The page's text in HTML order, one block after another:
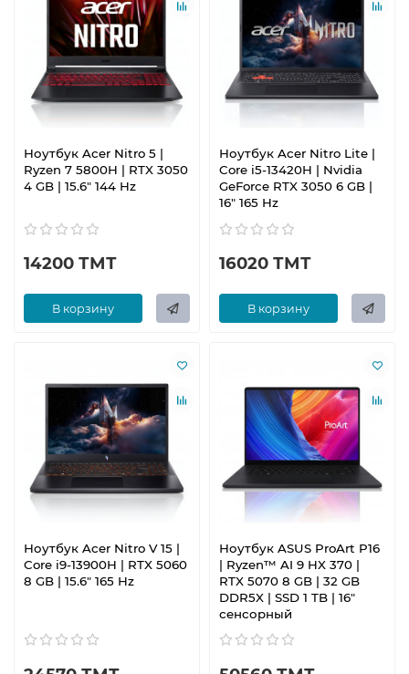
Ноутбук Acer Nitro 5 |
Ryzen 7 5800H | RTX 3050
4 GB | 15.6" 144 Hz
14200 ТМТ
В корзину
Ноутбук Acer Nitro Lite |
Core i5-13420H | Nvidia
GeForce RTX 3050 6 GB |
16" 165 Hz
16020 ТМТ
В корзину
Ноутбук Acer Nitro V 15 |
Core i9-13900H | RTX 5060
8 GB | 15.6" 165 Hz
Ноутбук ASUS ProArt P16
| Ryzen™ AI 9 HX 370 |
RTX 5070 8 GB | 32 GB
DDR5X | SSD 1 TB | 16"
сенсорный